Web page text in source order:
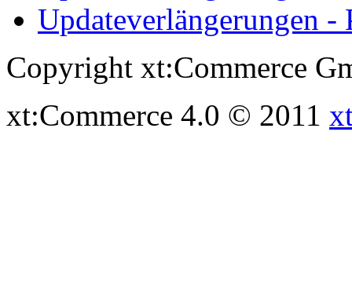
Updateverlängerungen -
Copyright xt:Commerce
xt:Commerce 4.0 © 2011